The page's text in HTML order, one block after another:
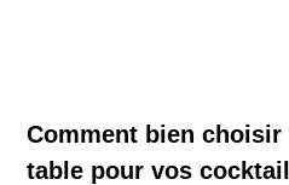
Comment bien
table pour vos